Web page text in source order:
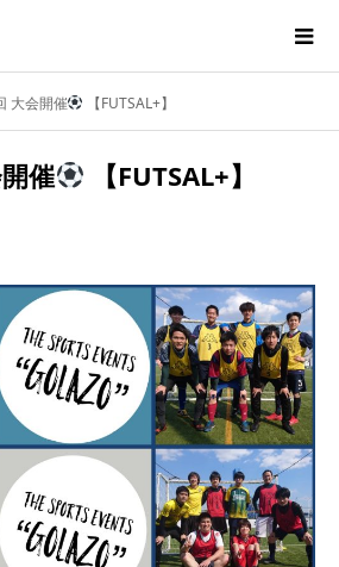
大会開催 【FUTSAL+】
催 【FUTSAL+】